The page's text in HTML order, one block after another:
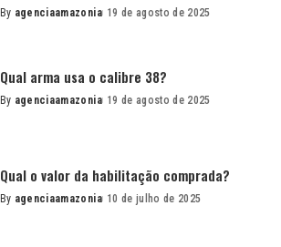
Posted
By agenciaamazonia 19 de agosto de 2025
Qual arma usa o calibre 38?
Posted
By agenciaamazonia 19 de agosto de 2025
Qual o valor da habilitação comprada?
Posted
By agenciaamazonia 10 de julho de 2025